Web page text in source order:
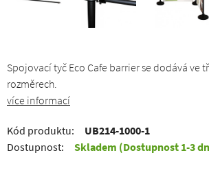
Spojovací tyč Eco Cafe barrier se dodává ve
rozměrech.
více informací
Kód produktu:
UB214-1000-1
Dostupnost:
Skladem (Dostupnost 1-3